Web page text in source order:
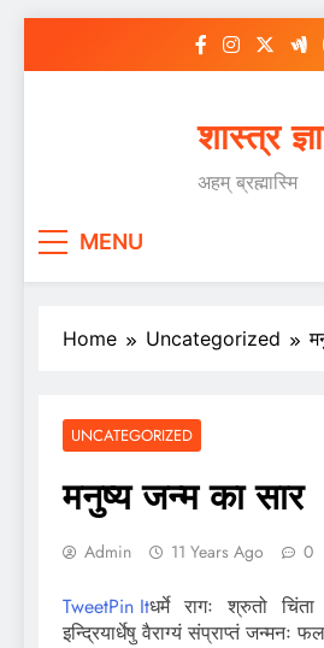
शास्त्र
अहम् ब्रह्मास्मि
MENU
Home Uncategorized
UNCATEGORIZED
मनुष्य जन्म का सार
Admin 11 Years Ago 0
TweetPin Itधर्मे रागः श्रुतो
इन्द्रियार्धेषु वैराग्यं संप्राप्तं जन्मनः